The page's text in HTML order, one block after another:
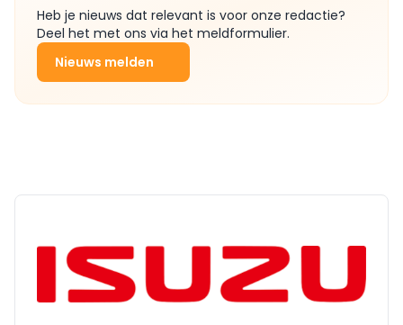
Heb je nieuws dat relevant is voor onze redactie?
Deel het met ons via het meldformulier.
Nieuws melden